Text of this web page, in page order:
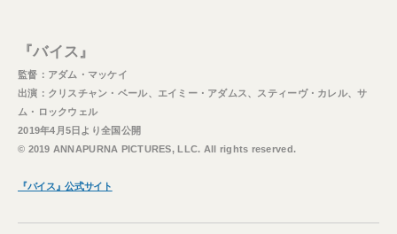
『バイス』
監督：アダム・マッケイ
出演：クリスチャン・ベール、エイミー・アダムス、スティーヴ・カレル、サ
ム・ロックウェル
2019年4月5日より全国公開
© 2019 ANNAPURNA PICTURES, LLC. All rights reserved.
『バイス』公式サイト